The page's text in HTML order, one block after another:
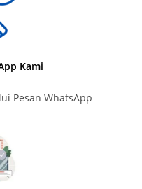
Kami
Pesan WhatsApp